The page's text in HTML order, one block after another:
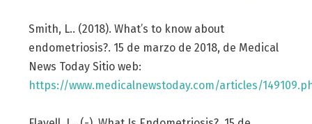
Smith, L.. (2018). What’s to know about
endometriosis?. 15 de marzo de 2018, de Medical
News Today Sitio web:
https://www.medicalnewstoday.com/articles/